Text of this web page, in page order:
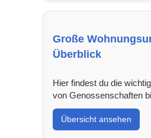
Große
Überblick
Hier findest du die
von Genossenschaften
Übersicht ansehen